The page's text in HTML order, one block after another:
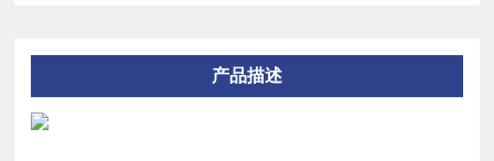
产品描述